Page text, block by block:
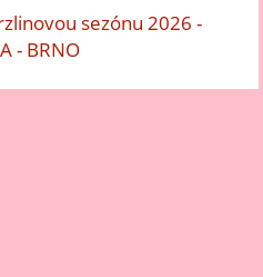
sezónu 2026 -
- BRNO